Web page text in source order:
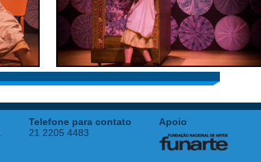
Telefone para contato
21 2205 4483
Apoio